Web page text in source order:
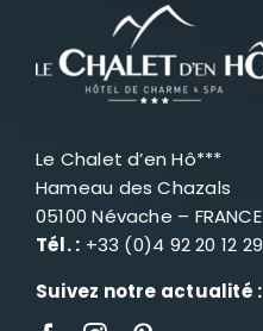
Le Chalet d’en Hô***
Hameau des Chazals
05100 Névache – FRANCE
Tél. : +33 (0)4 92 20 12 29
Suivez notre actualité :